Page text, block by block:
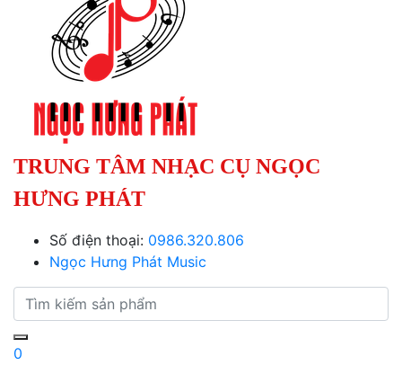
TRUNG TÂM NHẠC CỤ NGỌC
HƯNG PHÁT
Số điện thoại: 0986.320.806
Ngọc Hưng Phát Music
0